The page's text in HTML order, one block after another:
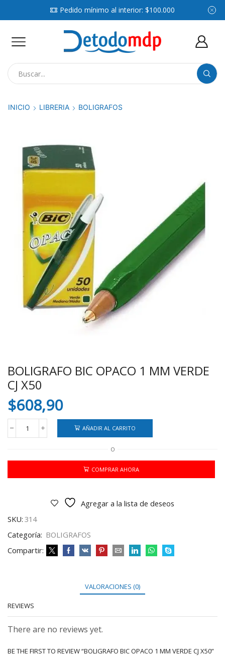
Pedido mínimo al interior: $100.000
INICIO LIBRERIA BOLIGRAFOS
BOLIGRAFO BIC OPACO 1 MM VERDE
CJ X50
$608,90
BOLIGRAFO
BIC
1
VERDE
cantidad
AÑADIR AL CARRITO
O
COMPRAR AHORA
Agregar a la lista de deseos
SKU: 314
Categoría: BOLIGRAFOS
Compartir:
VALORACIONES (0)
REVIEWS
There are no reviews yet.
BE THE FIRST TO REVIEW “BOLIGRAFO BIC OPACO 1 MM VERDE CJ X50”